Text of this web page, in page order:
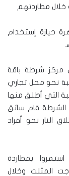
خلال مطاردتهم
حيازة إستخدام
شرطة باقة
مركبة نحو محل تجاري
التي أطلق منها
الشرطة قام سائق
النار نحو أفراد
بمطاردة
المثلث وخلال